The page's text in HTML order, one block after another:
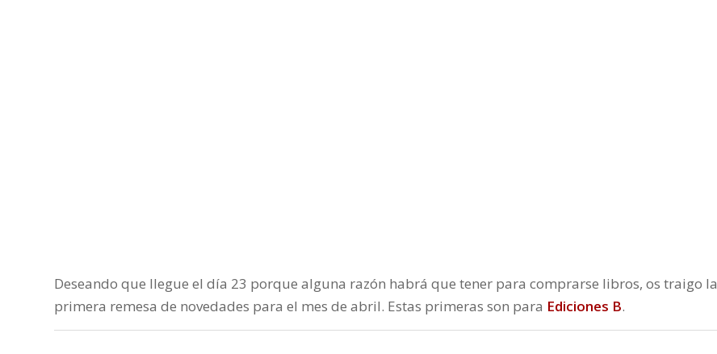
Deseando que llegue el día 23 porque alguna razón habrá que tener para comprarse libros, os traigo la
primera remesa de novedades para el mes de abril. Estas primeras son para Ediciones B.